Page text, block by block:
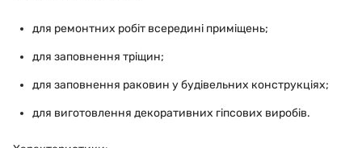
для ремонтних робіт всередині приміщень;
для заповнення тріщин;
для заповнення раковин у будівельних конструкціях;
для виготовлення декоративних гіпсових виробів.